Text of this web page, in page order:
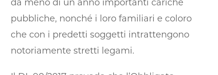
da meno di un anno importanti cariche
pubbliche, nonché i loro familiari e coloro
che con i predetti soggetti intrattengono
notoriamente stretti legami.